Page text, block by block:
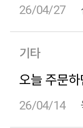
정
같
26/04/27
기타
오늘 주문
26/04/14